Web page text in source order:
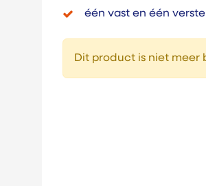
één vast en één
Dit product is niet meer